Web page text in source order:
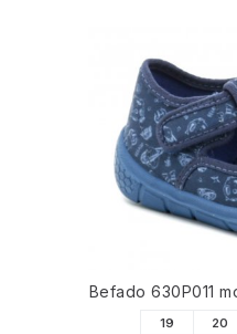
Befado 630P011
19 20